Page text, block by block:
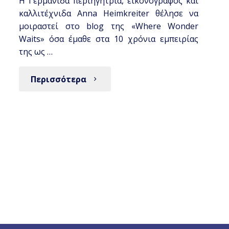
καλλιτέχνιδα Anna Heimkreiter θέλησε να
μοιραστεί στο blog της «Where Wonder
Waits» όσα έμαθε στα 10 χρόνια εμπειρίας
της ως …
Περισσότερα